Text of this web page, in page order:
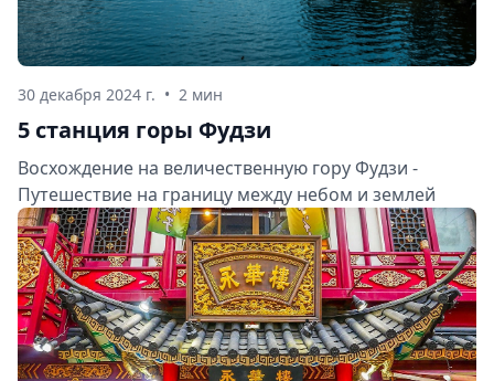
30 декабря 2024 г. • 2 мин
5 станция горы Фудзи
Восхождение на величественную гору Фудзи -
Путешествие на границу между небом и землей